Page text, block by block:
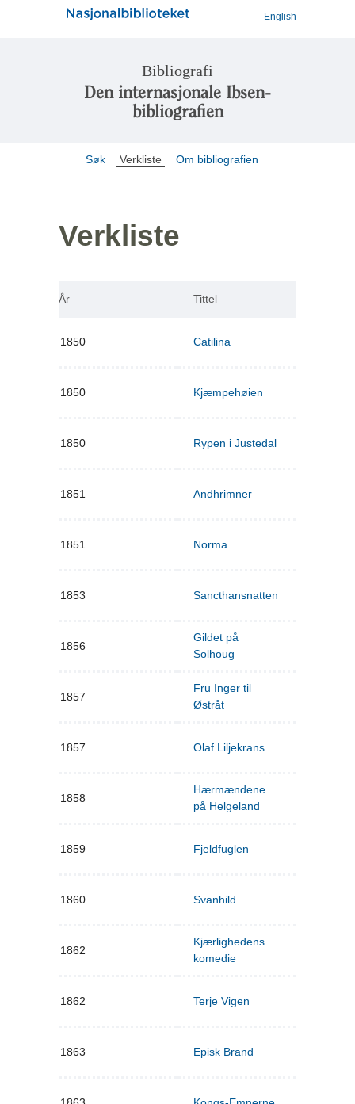
English
Bibliografi
Den internasjonale Ibsen-
bibliografien
Søk Verkliste Om bibliografien
Verkliste
År Tittel
1850 Catilina
1850 Kjæmpehøien
1850 Rypen i Justedal
1851 Andhrimner
1851 Norma
1853 Sancthansnatten
1856
Gildet på
Solhoug
1857
Fru Inger til
Østråt
1857 Olaf Liljekrans
1858
Hærmændene
på Helgeland
1859 Fjeldfuglen
1860 Svanhild
1862
Kjærlighedens
komedie
1862 Terje Vigen
1863 Episk Brand